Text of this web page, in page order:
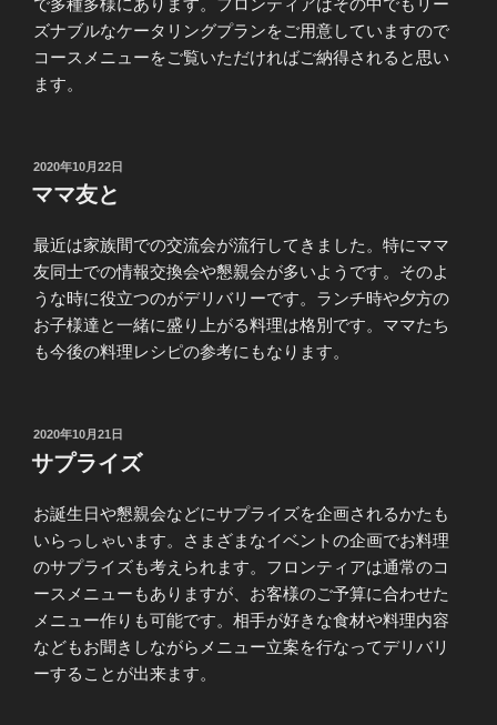
で多種多様にあります。フロンティアはその中でもリー
ズナブルなケータリングプランをご用意していますので
コースメニューをご覧いただければご納得されると思い
ます。
投
稿
日:
2020年10月22日
ママ友と
最近は家族間での交流会が流行してきました。特にママ
友同士での情報交換会や懇親会が多いようです。そのよ
うな時に役立つのがデリバリーです。ランチ時や夕方の
お子様達と一緒に盛り上がる料理は格別です。ママたち
も今後の料理レシピの参考にもなります。
投
稿
日:
2020年10月21日
サプライズ
お誕生日や懇親会などにサプライズを企画されるかたも
いらっしゃいます。さまざまなイベントの企画でお料理
のサプライズも考えられます。フロンティアは通常のコ
ースメニューもありますが、お客様のご予算に合わせた
メニュー作りも可能です。相手が好きな食材や料理内容
などもお聞きしながらメニュー立案を行なってデリバリ
ーすることが出来ます。